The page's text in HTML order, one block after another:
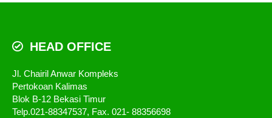
HEAD OFFICE
Jl. Chairil Anwar Kompleks
Pertokoan Kalimas
Blok B-12 Bekasi Timur
Telp.021-88347537, Fax. 021- 88356698